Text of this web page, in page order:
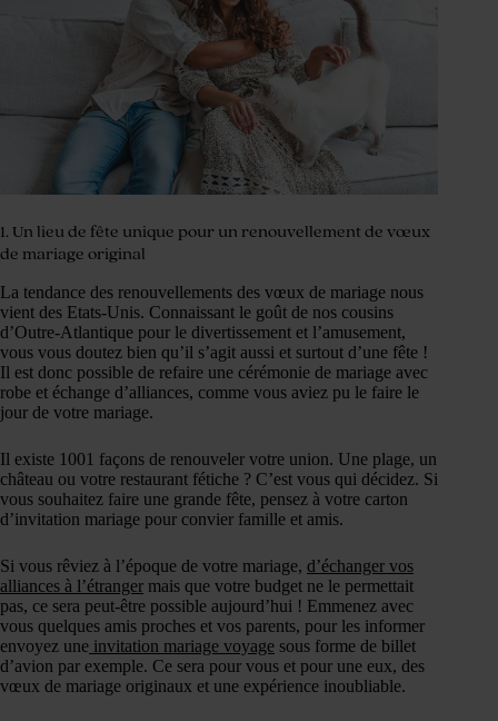
1. Un lieu de fête unique pour un renouvellement de vœux
de mariage original
La tendance des renouvellements des vœux de mariage nous
vient des Etats-Unis. Connaissant le goût de nos cousins
d’Outre-Atlantique pour le divertissement et l’amusement,
vous vous doutez bien qu’il s’agit aussi et surtout d’une fête !
Il est donc possible de refaire une cérémonie de mariage avec
robe et échange d’alliances, comme vous aviez pu le faire le
jour de votre mariage.
Il existe 1001 façons de renouveler votre union. Une plage, un
château ou votre restaurant fétiche ? C’est vous qui décidez. Si
vous souhaitez faire une grande fête, pensez à votre carton
d’invitation mariage pour convier famille et amis.
Si vous rêviez à l’époque de votre mariage, d’échanger vos
alliances à l’étranger mais que votre budget ne le permettait
pas, ce sera peut-être possible aujourd’hui ! Emmenez avec
vous quelques amis proches et vos parents, pour les informer
envoyez une invitation mariage voyage sous forme de billet
d’avion par exemple. Ce sera pour vous et pour une eux, des
vœux de mariage originaux et une expérience inoubliable.